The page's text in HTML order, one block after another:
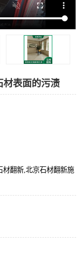
材表面的污渍
材翻新,北京石材翻新施